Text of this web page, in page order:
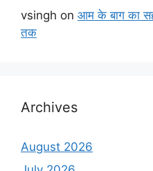
vsingh on आम के बाग का
तक
Archives
August 2026